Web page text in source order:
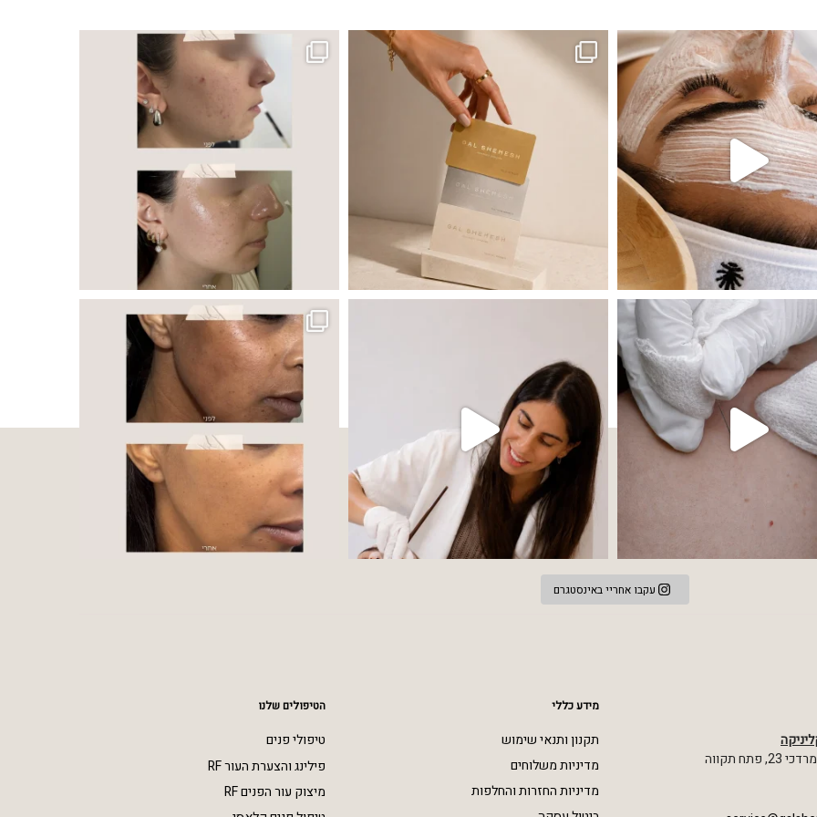
מועדון החברות שלנו סוף סוף נפתח. מהיום, אקנה הוא אחד המצבים הנפוצים ביותר בעור, אך לכל עור
שהעור פשוט צריך לעצור רגע, לנשום ולהתאזן תהליך אחד שיכול לעשות הבדל גדול במראה ובאיכות העור
עקבו אחריי באינסטגרם
תקווה
מידע כללי
תקנון ותנאי שימוש
מדיניות משלוחים
מדיניות החזרות והחלפות
הטיפולים שלנו
טיפולי פנים
פילינג והצערת העור RF
מיצוק עור הפנים RF